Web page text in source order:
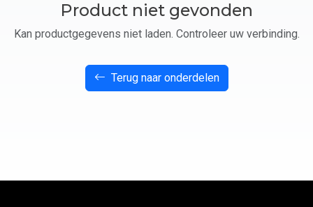
Product niet gevonden
Kan productgegevens niet laden. Controleer uw verbinding.
Terug naar onderdelen